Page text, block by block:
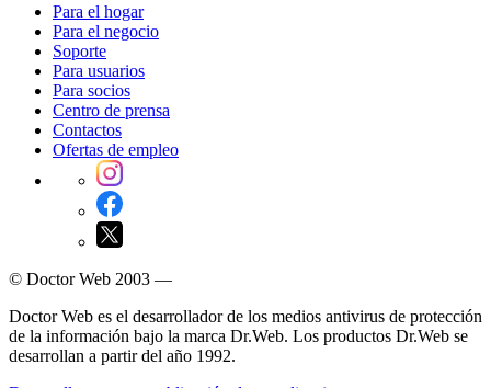
Para el hogar
Para el negocio
Soporte
Para usuarios
Para socios
Centro de prensa
Contactos
Ofertas de empleo
© Doctor Web 2003 —
Doctor Web es el desarrollador de los medios antivirus de protección
de la información bajo la marca Dr.Web. Los productos Dr.Web se
desarrollan a partir del año 1992.